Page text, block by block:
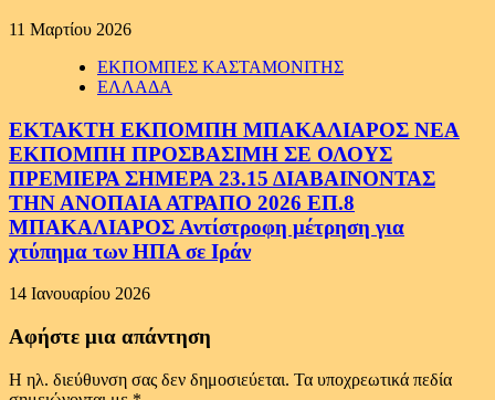
11 Μαρτίου 2026
ΕΚΠΟΜΠΕΣ ΚΑΣΤΑΜΟΝΙΤΗΣ
ΕΛΛΑΔΑ
ΕΚΤΑΚΤΗ ΕΚΠΟΜΠΗ ΜΠΑΚΑΛΙΑΡΟΣ ΝΕΑ
ΕΚΠΟΜΠΗ ΠΡΟΣΒΑΣΙΜΗ ΣΕ ΟΛΟΥΣ
ΠΡΕΜΙΕΡΑ ΣΗΜΕΡΑ 23.15 ΔΙΑΒΑΙΝΟΝΤΑΣ
ΤΗΝ ΑΝΟΠΑΙΑ ΑΤΡΑΠΟ 2026 ΕΠ.8
ΜΠΑΚΑΛΙΑΡΟΣ Αντίστροφη μέτρηση για
χτύπημα των ΗΠΑ σε Ιράν
14 Ιανουαρίου 2026
Αφήστε μια απάντηση
Η ηλ. διεύθυνση σας δεν δημοσιεύεται. Τα υποχρεωτικά πεδία